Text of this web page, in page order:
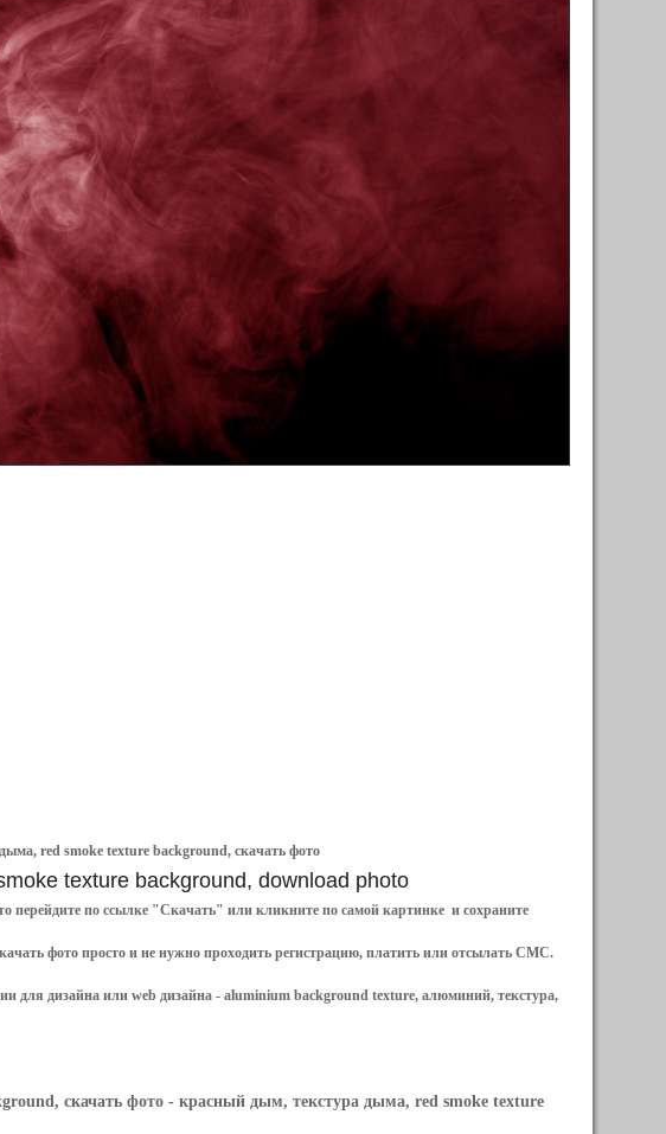
red smoke texture background, скачать фото
texture background, download photo
перейдите по ссылке "Скачать" или кликните по самой картинке и сохраните
фото просто и не нужно проходить регистрацию, платить или отсылать СМС.
для дизайна или web дизайна - aluminium background texture, алюминий, текстура,
скачать фото - красный дым, текстура дыма, red smoke texture